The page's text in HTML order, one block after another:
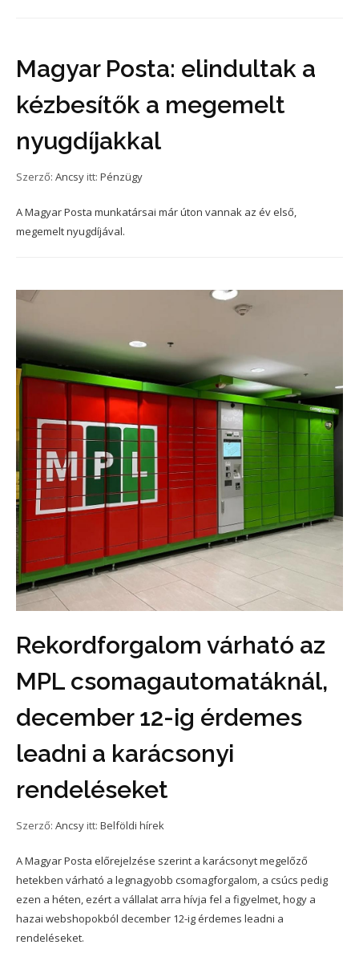
Magyar Posta: elindultak a
kézbesítők a megemelt
nyugdíjakkal
Szerző: Ancsy itt: Pénzügy
A Magyar Posta munkatársai már úton vannak az év első,
megemelt nyugdíjával.
Rekordforgalom várható az
MPL csomagautomatáknál,
december 12-ig érdemes
leadni a karácsonyi
rendeléseket
Szerző: Ancsy itt: Belföldi hírek
A Magyar Posta előrejelzése szerint a karácsonyt megelőző
hetekben várható a legnagyobb csomagforgalom, a csúcs pedig
ezen a héten, ezért a vállalat arra hívja fel a figyelmet, hogy a
hazai webshopokból december 12-ig érdemes leadni a
rendeléseket.